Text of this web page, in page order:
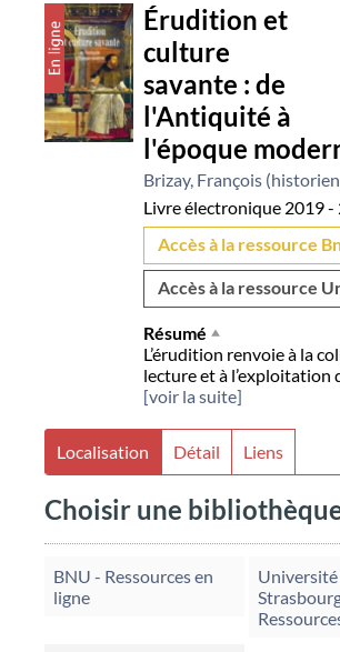
Détail
document
Érudition et
culture
savante : de
l'Antiquité à
l'époque
Brizay, François (historien
Livre électronique 2019 -
Accès à la ressource
Accès à la ressource
Résumé
L’érudition renvoie à la
lecture et à l’exploitation
[voir la suite]
Localisation Détail Liens
Choisir une
BNU - Ressources en
ligne
Université